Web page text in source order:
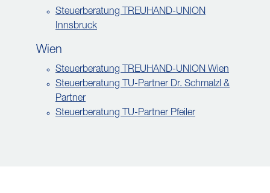
Steuerberatung TREUHAND-UNION
Innsbruck
Wien
Steuerberatung TREUHAND-UNION Wien
Steuerberatung TU-Partner Dr. Schmalzl &
Partner
Steuerberatung TU-Partner Pfeiler